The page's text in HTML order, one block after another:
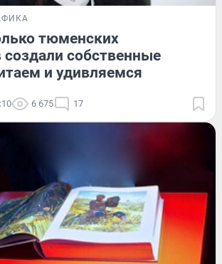
тюменских
создали собственные
и удивляемся
6 675 17